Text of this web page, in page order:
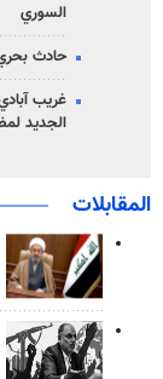
السوري
حادث
غريب
الجديد
المقابلات